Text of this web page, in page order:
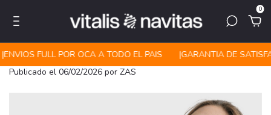
0
ENVIOS FULL POR OCA A TODO EL PAIS
|ㅤㅤGARANTIA DE
Publicado el 06/02/2026 por ZAS